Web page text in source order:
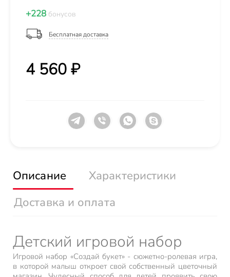
+228 бонусов
Бесплатная доставка
4 560 ₽
Описание
Характеристики
Доставка и оплата
Детский игровой набор
Игровой набор «Создай букет» - сюжетно-ролевая игра,
в которой малыш откроет свой собственный цветочный